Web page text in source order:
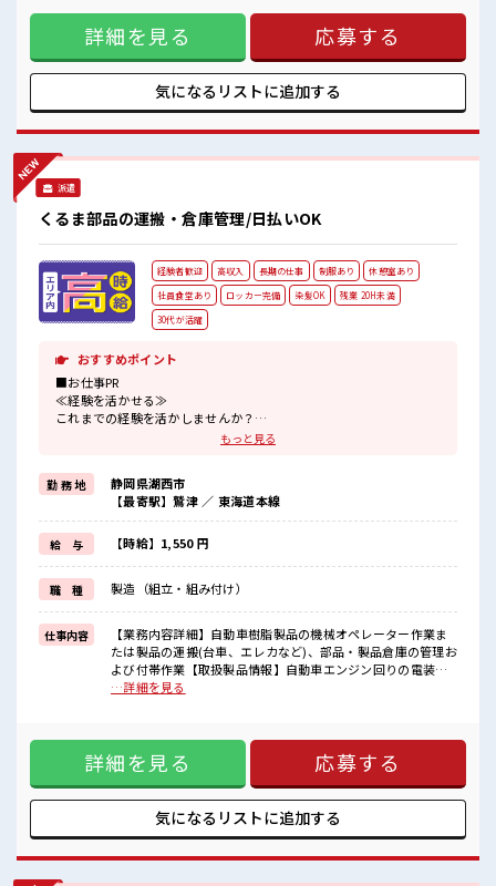
残業がしっかりあるお仕事！
るすぎたり奇抜でなければ基本的に自由！ (規定有)≪ラクラ
ク制服アリ≫ 制服があるので、 毎日の服装の悩み解消♪ ≪初
めての仕事だけど自分にもできそう≫ 新しいことにチャレン
ジするのは不安だけど、 しっかり働く環境が整っています！
イチからスキルUP・ステップUP目指していきましょう！ ■
職場の雰囲気 “コジンマリ”が好きな方にもお勧め！！ 少人数
残業がしっかりあるお仕事！
詳細を見る 応募する
気になるリストに追加する
派遣
くるま部品の運搬・倉庫管理/日払いOK
経験者歓迎 高収入 長期の仕事 制服あり
休憩室あり
社員食堂あり
ロッカー完備 染髪OK
残業 20H未満
30代が活躍
おすすめポイント
■お仕事PR
≪経験を活かせる≫
これまでの経験を活かしませんか？
≪無理なくお給料に残業代を上乗せ≫
残業は月20時間未満で、
ほどよく稼げます♪
≪髪型自由≫
基本的に髪色自由で明るすぎたり奇抜でなければOKです！
(規定有)≪機能的な制服アリ≫
制服があるので、
毎日の服装の悩み解消♪
≪自分に合った期間で働ける≫
福利厚生が整った派遣のお仕事です！
■職場の雰囲気
派手すぎなければ多少のヘアカラーもOKなのはウレシイPoint☆
安心してお仕事に集中♪
程よく残業あり！
もっと見る
勤 務 地
静岡県湖西市
【最寄駅】鷲津 ／ 東海道本線
給 与 【時給】1,550 円
職 種 製造（組立・組み付け）
仕事内容
【業務内容詳細】自動車樹脂製品の機械オペレーター作業ま
たは製品の運搬(台車、エレカなど)、部品・製品倉庫の管理お
よび付帯作業【取扱製品情報】自動車エンジン回りの電装部
品 ■お仕事PR ≪経験を活かせる≫ これまでの経験を活かしま
は月20時間未満で、 ほどよく稼げます♪ ≪髪型自由≫ 基本的
に髪色自由で明るすぎたり奇抜でなければOKです！ (規定
有)≪機能的な制服アリ≫ 制服があるので、 毎日の服装の悩
み解消♪ ≪自分に合った期間で働ける≫ 福利厚生が整った派
遣のお仕事です！ ■職場の雰囲気 派手すぎなければ多少のヘ
アカラーもOKなのはウレシイPoint☆ 一息つける休憩スペー
く残業あり！
…詳細を見る
詳細を見る 応募する
気になるリストに追加する